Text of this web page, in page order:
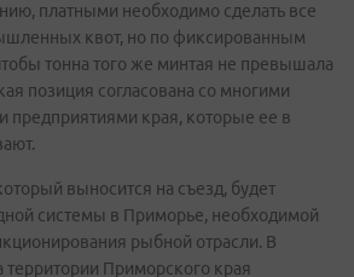
платными необходимо сделать все
квот, но по фиксированным
тонна того же минтая не превышала
позиция согласована со многими
предприятиями края, которые ее в
выносится на съезд, будет
системы в Приморье, необходимой
рыбной отрасли. В
Приморского края